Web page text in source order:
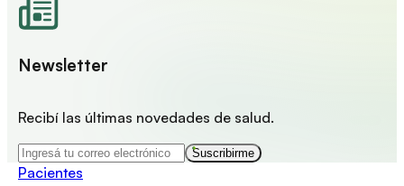
Newsletter
Recibí las últimas novedades de salud.
Suscribirme
Pacientes